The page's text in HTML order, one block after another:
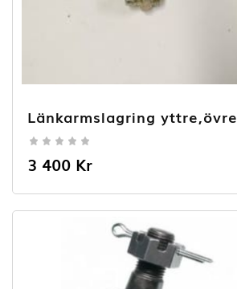
Länkarmslagring yttre,övre
0.00
5
3 400 Kr